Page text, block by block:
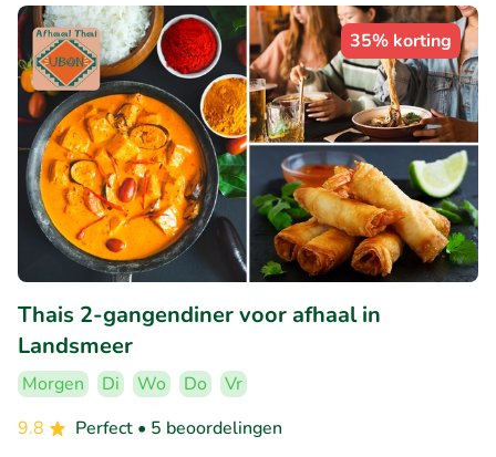
35% korting
Thais 2-gangendiner voor afhaal in
Landsmeer
Morgen Di Wo Do
Vr
9.8
Perfect • 5 beoordelingen